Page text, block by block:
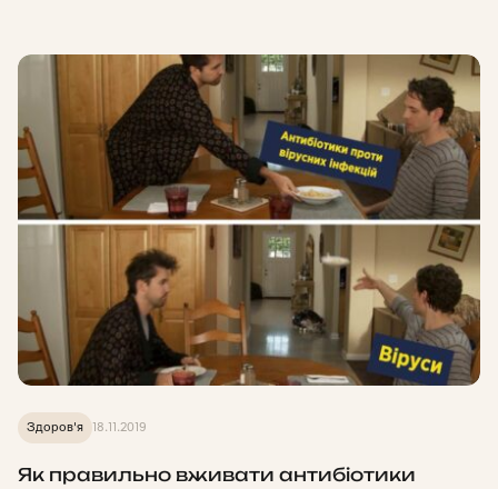
Здоров'я 18.11.2019
Як правильно вживати антибіотики